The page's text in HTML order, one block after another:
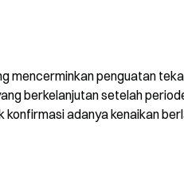
mencerminkan penguatan
berkelanjutan setelah
adanya kenaikan